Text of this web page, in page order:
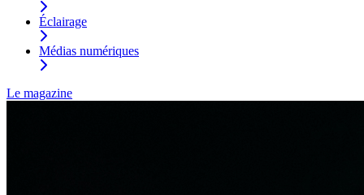
Éclairage
Médias numériques
Le magazine